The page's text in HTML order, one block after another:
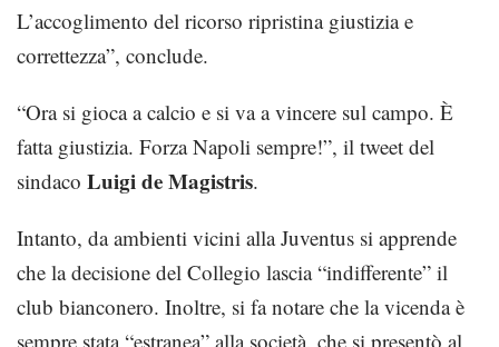
L’accoglimento del ricorso ripristina giustizia e
correttezza”, conclude.
“Ora si gioca a calcio e si va a vincere sul campo. È
fatta giustizia. Forza Napoli sempre!”, il tweet del
sindaco Luigi de Magistris.
Intanto, da ambienti vicini alla Juventus si apprende
che la decisione del Collegio lascia “indifferente” il
club bianconero. Inoltre, si fa notare che la vicenda è
sempre stata “estranea” alla società, che si presentò al